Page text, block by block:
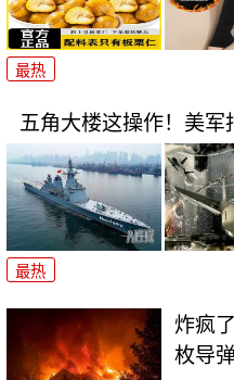
最热
五角大楼这操作！美军
最热
炸疯
枚导